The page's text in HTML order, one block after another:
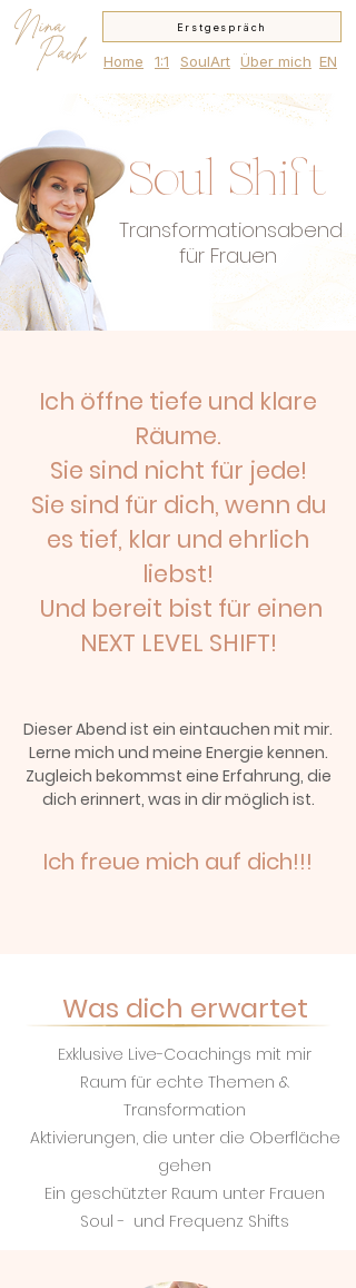
Home Über mich
Nina
Pach
Erstgespräch
1:1 SoulArt EN
Soul Shift
Transformationsabend
für Frauen
Ich öffne tiefe und klare
Räume.
Sie sind nicht für jede!
Sie sind für dich, wenn du
es tief, klar und ehrlich
liebst!
Und bereit bist für einen
NEXT LEVEL SHIFT!
Dieser Abend ist ein eintauchen mit mir.
Lerne mich und meine Energie kennen.
Zugleich bekommst eine Erfahrung, die
dich erinnert, was in dir möglich ist.
Ich freue mich auf dich!!!
Exklusive Live-Coachings mit mir
Raum für echte Themen &
Transformation
Aktivierungen, die unter die Oberfläche
gehen
Ein geschützter Raum unter Frauen
Soul - und Frequenz Shifts
Was dich erwartet